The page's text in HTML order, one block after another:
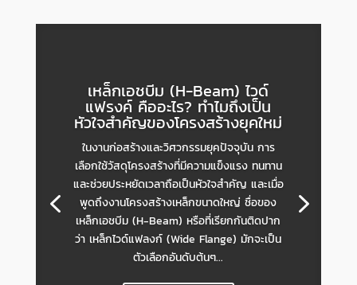
เหล็กเอชบีม (H-Beam) ไวด์
แฟรงค์ คืออะไร? ทำไมถึงเป็น
หัวใจสำคัญของโครงสร้างยุคใหม่
ในงานก่อสร้างและวิศวกรรมยุคปัจจุบัน การ
เลือกใช้วัสดุโครงสร้างที่มีความแข็งแรง ทนทาน
และช่วยประหยัดเวลาถือเป็นหัวใจสำคัญ และเมื่อ
พูดถึงงานโครงสร้างเหล็กขนาดใหญ่ ชื่อของ
เหล็กเอชบีม (H-Beam) หรือที่เรียกกันติดปาก
ว่า เหล็กไวด์แฟลงก์ (Wide Flange) มักจะเป็น
ตัวเลือกอันดับต้นๆ...